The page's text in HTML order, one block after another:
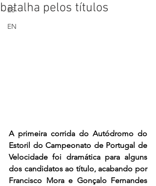
ES
EN
batalha pelos títulos
A primeira corrida do Autódromo do
Estoril do Campeonato de Portugal de
Velocidade foi dramática para alguns
dos candidatos ao título, acabando por
Francisco Mora e Gonçalo Fernandes